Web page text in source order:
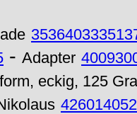
- Adapter
eckig, 125